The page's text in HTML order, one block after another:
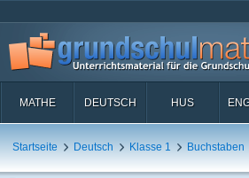
MATHE DEUTSCH HUS
Startseite Deutsch Klasse 1 Buchstaben